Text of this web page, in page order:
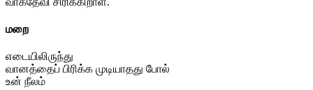
மறை
எடையிலிருந்து
வானத்தைப் பிரிக்க முடியாதது போல்
உன் நீலம்